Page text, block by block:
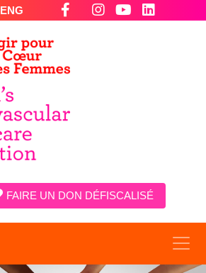
ENG
FAIRE UN DON DÉFISCALISÉ